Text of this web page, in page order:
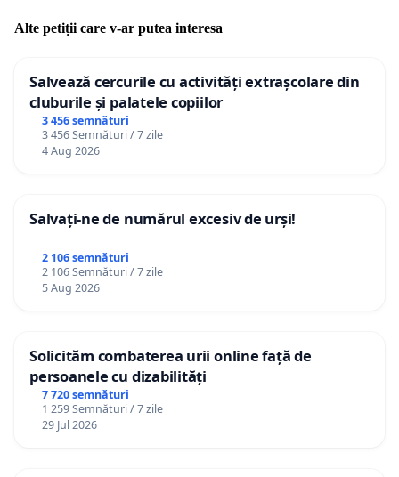
Alte petiții care v-ar putea interesa
Salvează cercurile cu activități extrașcolare din
cluburile și palatele copiilor
3 456 semnături
3 456 Semnături / 7 zile
4 Aug 2026
Salvați-ne de numărul excesiv de urși!
2 106 semnături
2 106 Semnături / 7 zile
5 Aug 2026
Solicităm combaterea urii online față de
persoanele cu dizabilități
7 720 semnături
1 259 Semnături / 7 zile
29 Jul 2026